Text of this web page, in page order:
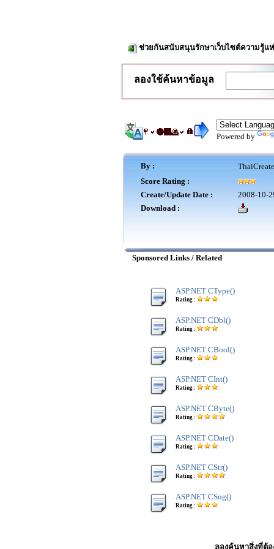
ช่วยกันสนับสนุนรักษาเว็บไซต์ความรู้แ
ลองใช้ค้นหาข้อมูล
Powered by
By :
Score Rating :
Create/Update Date :
2008-10-
Download :
Sponsored Links / Related
ASP.NET CType()
Rating :
ASP.NET CDbl()
Rating :
ASP.NET CBool()
Rating :
ASP.NET CInt()
Rating :
ASP.NET CByte()
Rating :
ASP.NET CDate()
Rating :
ASP.NET CStr()
Rating :
ASP.NET CSng()
Rating :
ลองค้นหาสิ่งที่ต้อ